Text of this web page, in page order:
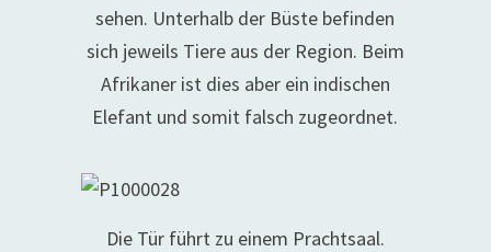
sehen. Unterhalb der Büste befinden
sich jeweils Tiere aus der Region. Beim
Afrikaner ist dies aber ein indischen
Elefant und somit falsch zugeordnet.
Die Tür führt zu einem Prachtsaal.